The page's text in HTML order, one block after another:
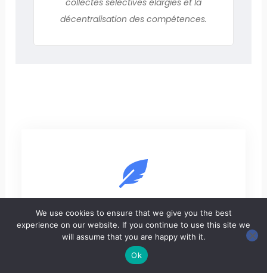
décentralisation des compétences.
La revue complète
We use cookies to ensure that we give you the best
experience on our website. If you continue to use this site we
will assume that you are happy with it.
Ok